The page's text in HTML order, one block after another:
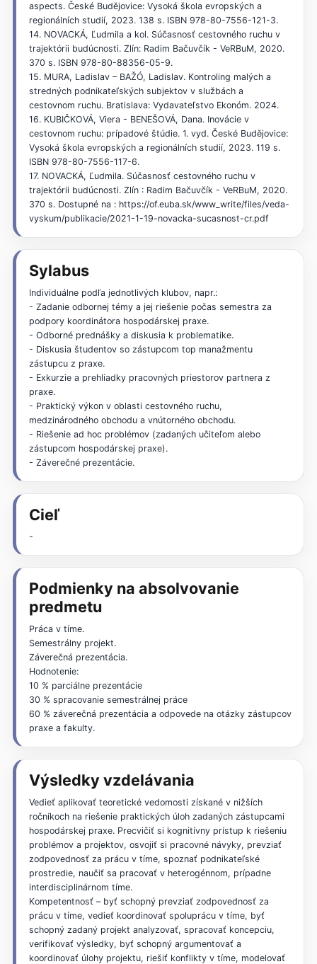
aspects. České Budějovice: Vysoká škola evropských a
regionálních studií, 2023. 138 s. ISBN 978-80-7556-121-3.
14. NOVACKÁ, Ľudmila a kol. Súčasnosť cestovného ruchu v
trajektórii budúcnosti. Zlín: Radim Bačuvčík - VeRBuM, 2020.
370 s. ISBN 978-80-88356-05-9.
15. MURA, Ladislav – BAŽÓ, Ladislav. Kontroling malých a
stredných podnikateľských subjektov v službách a
cestovnom ruchu. Bratislava: Vydavateľstvo Ekonóm. 2024.
16. KUBIČKOVÁ, Viera - BENEŠOVÁ, Dana. Inovácie v
cestovnom ruchu: prípadové štúdie. 1. vyd. České Budějovice:
Vysoká škola evropských a regionálních studií, 2023. 119 s.
ISBN 978-80-7556-117-6.
17. NOVACKÁ, Ľudmila. Súčasnosť cestovného ruchu v
trajektórii budúcnosti. Zlín : Radim Bačuvčík - VeRBuM, 2020.
370 s. Dostupné na : https://of.euba.sk/www_write/files/veda-
vyskum/publikacie/2021-1-19-novacka-sucasnost-cr.pdf
Sylabus
Individuálne podľa jednotlivých klubov, napr.:
- Zadanie odbornej témy a jej riešenie počas semestra za
podpory koordinátora hospodárskej praxe.
- Odborné prednášky a diskusia k problematike.
- Diskusia študentov so zástupcom top manažmentu
zástupcu z praxe.
- Exkurzie a prehliadky pracovných priestorov partnera z
praxe.
- Praktický výkon v oblasti cestovného ruchu,
medzinárodného obchodu a vnútorného obchodu.
- Riešenie ad hoc problémov (zadaných učiteľom alebo
zástupcom hospodárskej praxe).
- Záverečné prezentácie.
Cieľ
-
Podmienky na absolvovanie
predmetu
Práca v tíme.
Semestrálny projekt.
Záverečná prezentácia.
Hodnotenie:
10 % parciálne prezentácie
30 % spracovanie semestrálnej práce
60 % záverečná prezentácia a odpovede na otázky zástupcov
praxe a fakulty.
Výsledky vzdelávania
Vedieť aplikovať teoretické vedomosti získané v nižších
ročníkoch na riešenie praktických úloh zadaných zástupcami
hospodárskej praxe. Precvičiť si kognitívny prístup k riešeniu
problémov a projektov, osvojiť si pracovné návyky, prevziať
zodpovednosť za prácu v tíme, spoznať podnikateľské
prostredie, naučiť sa pracovať v heterogénnom, prípadne
interdisciplinárnom tíme.
Kompetentnosť – byť schopný prevziať zodpovednosť za
prácu v tíme, vedieť koordinovať spoluprácu v tíme, byť
schopný zadaný projekt analyzovať, spracovať koncepciu,
verifikovať výsledky, byť schopný argumentovať a
koordinovať úlohy projektu, riešiť konflikty v tíme, modelovať